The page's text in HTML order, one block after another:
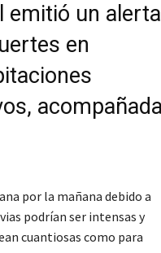
emitió un alerta
en
por la mañana debido a
podrían ser intensas y
cuantiosas como para